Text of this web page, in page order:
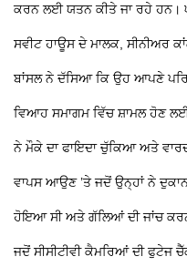
ਕਰਨ ਲਈ ਯਤਨ ਕੀਤੇ ਜਾ ਰਹੇ ਹਨ।
ਸਵੀਟ ਹਾਊਸ ਦੇ ਮਾਲਕ, ਸੀਨੀਅਰ
ਬਾਂਸਲ ਨੇ ਦੱਸਿਆ ਕਿ ਉਹ ਆਪਣੇ
ਵਿਆਹ ਸਮਾਗਮ ਵਿੱਚ ਸ਼ਾਮਲ ਹੋਣ
ਨੇ ਮੌਕੇ ਦਾ ਫਾਇਦਾ ਚੁੱਕਿਆ ਅਤੇ
ਵਾਪਸ ਆਉਣ ’ਤੇ ਜਦੋਂ ਉਨ੍ਹਾਂ ਨੇ
ਹੋਇਆ ਸੀ ਅਤੇ ਗੱਲਿਆਂ ਦੀ ਜਾਂਚ
ਜਦੋਂ ਸੀਸੀਟੀਵੀ ਕੈਮਰਿਆਂ ਦੀ ਫੁਟੇਜ